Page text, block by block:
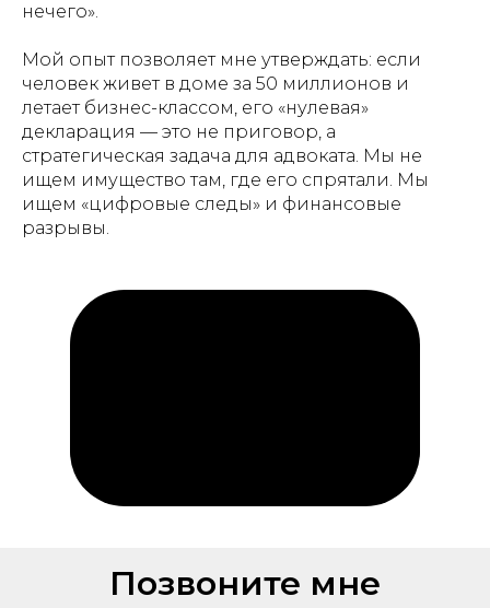
нечего».
Мой опыт позволяет мне утверждать: если
человек живет в доме за 50 миллионов и
летает бизнес-классом, его «нулевая»
декларация — это не приговор, а
стратегическая задача для адвоката. Мы не
ищем имущество там, где его спрятали. Мы
ищем «цифровые следы» и финансовые
разрывы.
Позвоните мне